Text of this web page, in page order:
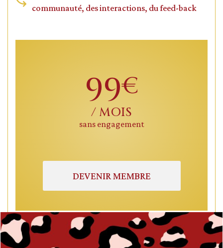
communauté, des interactions, du feed-back
99€
/ MOIS
sans engagement
DEVENIR MEMBRE